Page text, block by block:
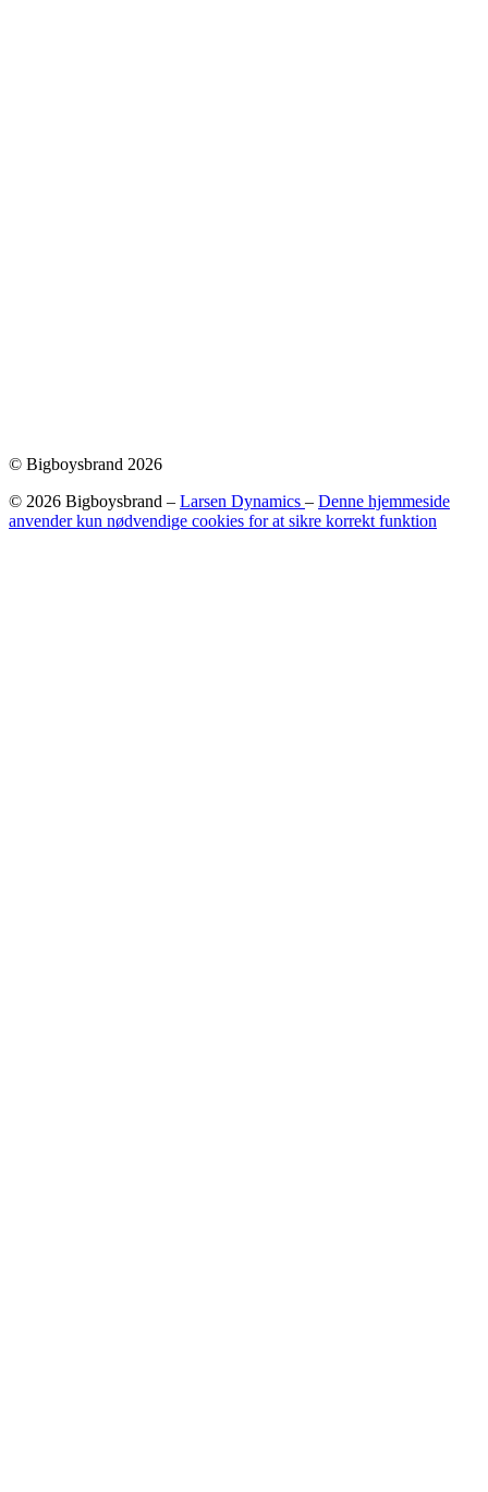
© Bigboysbrand 2026
© 2026 Bigboysbrand – Larsen Dynamics – Denne hjemmeside
anvender kun nødvendige cookies for at sikre korrekt funktion